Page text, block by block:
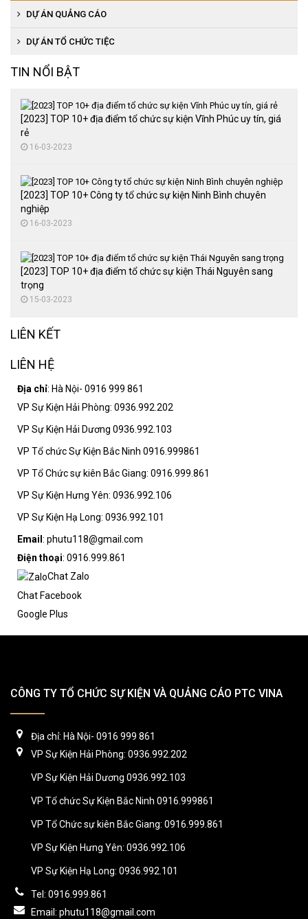
DỰ ÁN QUẢNG CÁO
DỰ ÁN TỔ CHỨC TIỆC
TIN NỔI BẬT
[2023] TOP 10+ địa điểm tổ chức sự kiện Vĩnh Phúc uy tín, giá
rẻ
16-03-2023
[2023] TOP 10+ Công ty tổ chức sự kiện Ninh Bình chuyên
nghiệp
16-03-2023
[2023] TOP 10+ địa điểm tổ chức sự kiện Thái Nguyên sang
trọng
15-03-2023
LIÊN KẾT
LIÊN HỆ
Địa chỉ: Hà Nội- 0916 999 861
VP Sự Kiện Hải Phòng: 0936.992.202
VP Sự Kiện Hải Dương 0936.992.103
VP Tổ chức Sự Kiện Bắc Ninh 0916.999861
VP Tổ Chức sự kiên Bắc Giang: 0916.999.861
VP Sự Kiện Hưng Yên: 0936.992.106
VP Sự Kiện Hạ Long: 0936.992.101
Email : phutu118@gmail.com
Điện thoại: 0916.999.861
Chat Zalo
Chat Facebook
Google Plus
CÔNG TY TỔ CHỨC SỰ KIỆN VÀ QUẢNG CÁO PTC VINA
Địa chỉ: Hà Nội- 0916 999 861
VP Sự Kiện Hải Phòng: 0936.992.202
VP Sự Kiện Hải Dương 0936.992.103
VP Tổ chức Sự Kiện Bắc Ninh 0916.999861
VP Tổ Chức sự kiên Bắc Giang: 0916.999.861
VP Sự Kiện Hưng Yên: 0936.992.106
VP Sự Kiện Hạ Long: 0936.992.101
Tel: 0916.999.861
Email: phutu118@gmail.com